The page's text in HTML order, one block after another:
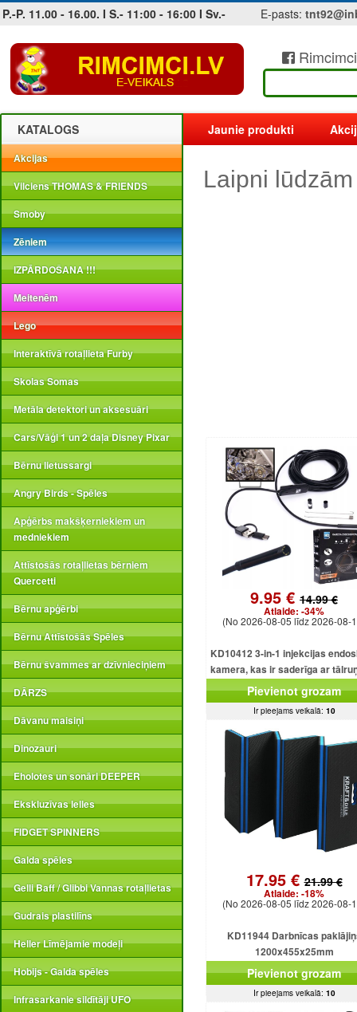
P.-P. 11.00 - 16.00. I S.- 11:00 - 16:00 I Sv.- E-pasts:
Jobs at sea and maritime vacancies
KATALOGS
Akcijas
Vilciens THOMAS & FRIENDS
Smoby
Zēniem
IZPĀRDOŠANA !!!
Meitenēm
Lego
Interaktīvā rotaļlieta Furby
Skolas Somas
Metāla detektori un aksesuāri
Cars/Vāģi 1 un 2 daļa Disney Pixar
Bērnu lietussargi
Angry Birds - Spēles
Apģērbs makšķerniekiem un
medniekiem
Attīstošās rotaļlietas bērniem
Quercetti
Bērnu apģērbi
Bērnu Attīstošās Spēles
Bērnu švammes ar dzīvnieciņiem
DĀRZS
Dāvanu maisiņi
Dinozauri
Eholotes un sonāri DEEPER
Ekskluzīvas lelles
FIDGET SPINNERS
Galda spēles
Gelli Baff / Glibbi Vannas rotaļlietas
Gudrais plastilīns
Heller Līmējamie modeļi
Hobijs - Galda spēles
Infrasarkanie sildītāji UFO
Jaunie produkti
Laipni
9.95 € 14.99 €
Atlaide: -34%
(No 2026-08-05 līdz 2026-08-
KD10412 3-in-1 injekcijas
kamera, kas ir saderīga ar
USB, Android, iOS, Windows
Pievienot grozam
Ir pieejams veikalā: 10
17.95 €21.99 €
Atlaide: -18%
(No 2026-08-05 līdz 2026-08-
KD11944 Darbnīcas
1200x455x25mm
Pievienot grozam
Ir pieejams veikalā: 10